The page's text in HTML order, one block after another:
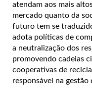
atendam aos mais
mercado quanto da
futuro tem se
adota políticas de
a neutralização dos
promovendo cadeias
cooperativas de
responsável na